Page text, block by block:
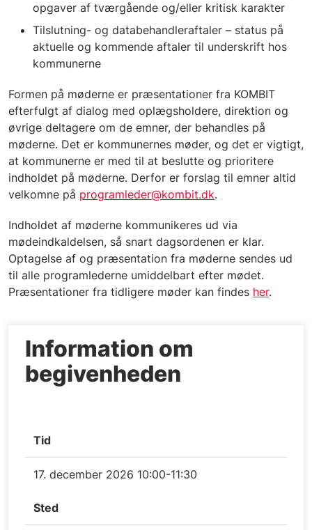
opgaver af tværgående og/eller kritisk karakter
Tilslutning- og databehandleraftaler – status på
aktuelle og kommende aftaler til underskrift hos
kommunerne
Formen på møderne er præsentationer fra KOMBIT
efterfulgt af dialog med oplægsholdere, direktion og
øvrige deltagere om de emner, der behandles på
møderne. Det er kommunernes møder, og det er vigtigt,
at kommunerne er med til at beslutte og prioritere
indholdet på møderne. Derfor er forslag til emner altid
velkomne på programleder@kombit.dk.
Indholdet af møderne kommunikeres ud via
mødeindkaldelsen, så snart dagsordenen er klar.
Optagelse af og præsentation fra møderne sendes ud
til alle programlederne umiddelbart efter mødet.
Præsentationer fra tidligere møder kan findes her.
Information om
begivenheden
Tid
17. december 2026 10:00-11:30
Sted